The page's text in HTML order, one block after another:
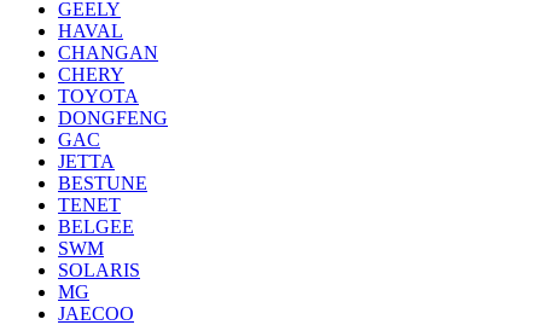
GEELY
HAVAL
CHANGAN
CHERY
TOYOTA
DONGFENG
GAC
JETTA
BESTUNE
TENET
BELGEE
SWM
SOLARIS
MG
JAECOO